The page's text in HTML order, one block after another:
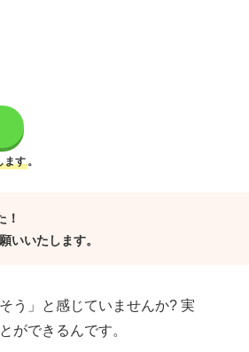
ます 。
！
いいたします。
う」と感じていませんか? 実
ができるんです。